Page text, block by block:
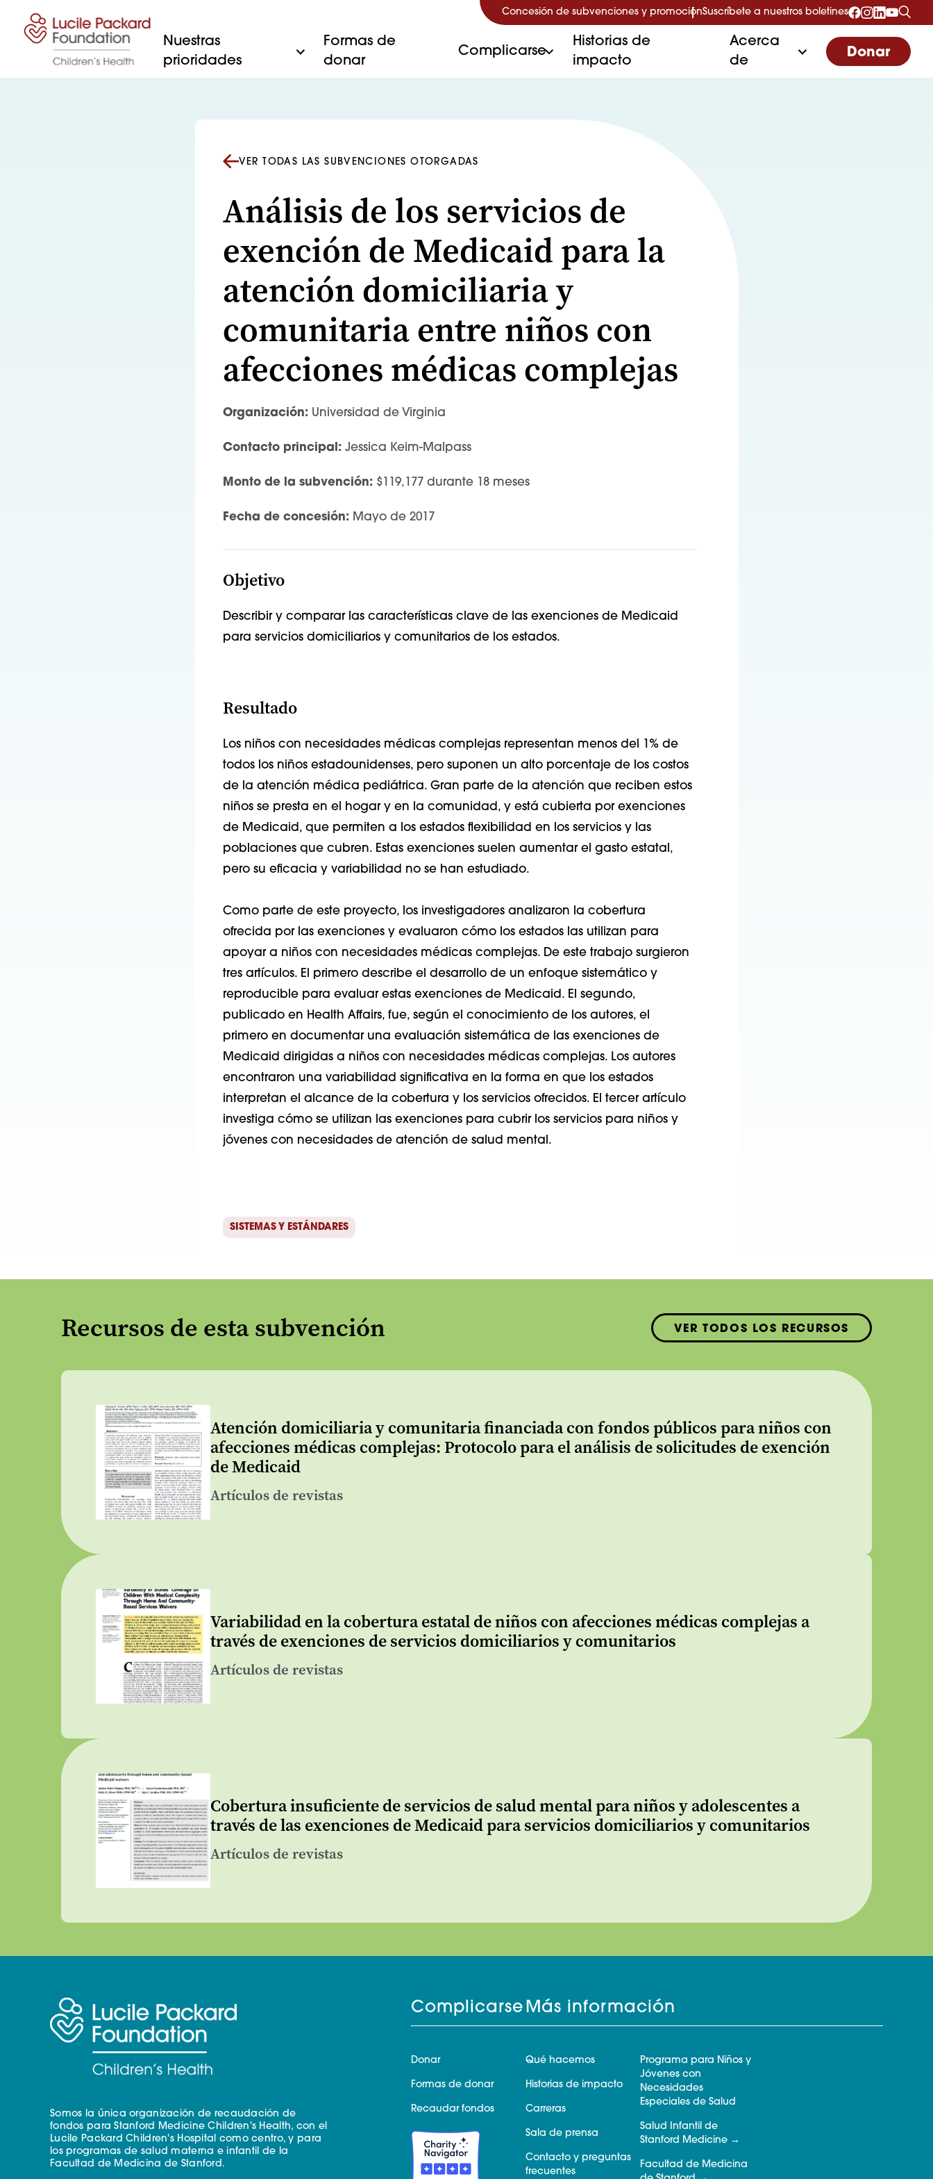
Concesión de subvenciones y promociónSuscríbete a nuestros boletines
Nuestras
prioridades
Formas de
donar
Complicarse
Historias de
impacto
Acerca
de
Donar
VER TODAS LAS SUBVENCIONES OTORGADAS
Análisis de los servicios de
exención de Medicaid para la
atención domiciliaria y
comunitaria entre niños con
afecciones médicas complejas
Organización:Universidad de Virginia
Contacto principal:Jessica Keim-Malpass
Monto de la subvención:$119,177 durante 18 meses
Fecha de concesión: Mayo de 2017
Objetivo
Describir y comparar las características clave de las exenciones de Medicaid
para servicios domiciliarios y comunitarios de los estados.
Resultado
Los niños con necesidades médicas complejas representan menos del 1% de
todos los niños estadounidenses, pero suponen un alto porcentaje de los costos
de la atención médica pediátrica. Gran parte de la atención que reciben estos
niños se presta en el hogar y en la comunidad, y está cubierta por exenciones
de Medicaid, que permiten a los estados flexibilidad en los servicios y las
poblaciones que cubren. Estas exenciones suelen aumentar el gasto estatal,
pero su eficacia y variabilidad no se han estudiado.
Como parte de este proyecto, los investigadores analizaron la cobertura
ofrecida por las exenciones y evaluaron cómo los estados las utilizan para
apoyar a niños con necesidades médicas complejas. De este trabajo surgieron
tres artículos. El primero describe el desarrollo de un enfoque sistemático y
reproducible para evaluar estas exenciones de Medicaid. El segundo,
publicado en Health Affairs, fue, según el conocimiento de los autores, el
primero en documentar una evaluación sistemática de las exenciones de
Medicaid dirigidas a niños con necesidades médicas complejas. Los autores
encontraron una variabilidad significativa en la forma en que los estados
interpretan el alcance de la cobertura y los servicios ofrecidos. El tercer artículo
investiga cómo se utilizan las exenciones para cubrir los servicios para niños y
jóvenes con necesidades de atención de salud mental.
SISTEMAS Y ESTÁNDARES
Recursos de esta subvención VER TODOS LOS RECURSOS
Atención domiciliaria y comunitaria financiada con fondos públicos para niños con
afecciones médicas complejas: Protocolo para el análisis de solicitudes de exención
de Medicaid
Artículos de revistas
Variabilidad en la cobertura estatal de niños con afecciones médicas complejas a
través de exenciones de servicios domiciliarios y comunitarios
Artículos de revistas
Cobertura insuficiente de servicios de salud mental para niños y adolescentes a
través de las exenciones de Medicaid para servicios domiciliarios y comunitarios
Artículos de revistas
Somos la única organización de recaudación de
fondos para Stanford Medicine Children's Health, con el
Lucile Packard Children's Hospital como centro, y para
los programas de salud materna e infantil de la
Facultad de Medicina de Stanford.
Complicarse
Donar
Formas de donar
Recaudar fondos
Más información
Qué hacemos
Historias de impacto
Carreras
Sala de prensa
Contacto y preguntas
frecuentes
Programa para Niños y
Jóvenes con
Necesidades
Especiales de Salud
Salud Infantil de
Stanford Medicine
Facultad de Medicina